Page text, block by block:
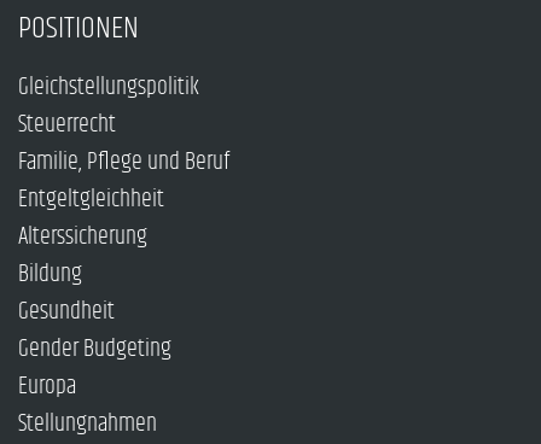
POSITIONEN
Gleichstellungspolitik
Steuerrecht
Familie, Pflege und Beruf
Entgeltgleichheit
Alterssicherung
Bildung
Gesundheit
Gender Budgeting
Europa
Stellungnahmen